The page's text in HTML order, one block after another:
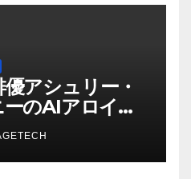
アシュリー・
のAIアロイの
ームパフォー
形式に不安を
– IGN